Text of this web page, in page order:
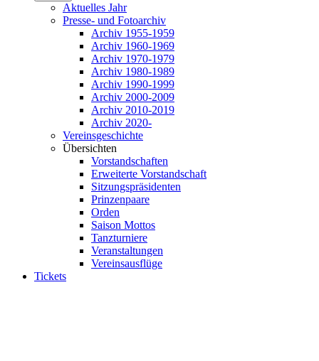
Aktuelles Jahr
Presse- und Fotoarchiv
Archiv 1955-1959
Archiv 1960-1969
Archiv 1970-1979
Archiv 1980-1989
Archiv 1990-1999
Archiv 2000-2009
Archiv 2010-2019
Archiv 2020-
Vereinsgeschichte
Übersichten
Vorstandschaften
Erweiterte Vorstandschaft
Sitzungspräsidenten
Prinzenpaare
Orden
Saison Mottos
Tanzturniere
Veranstaltungen
Vereinsausflüge
Tickets